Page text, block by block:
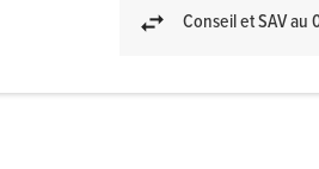
Conseil et SAV